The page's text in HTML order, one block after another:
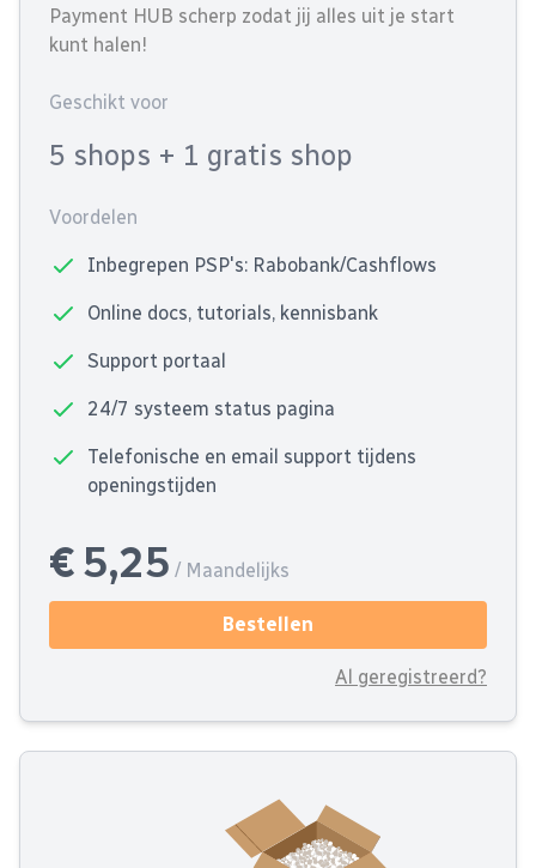
Payment HUB scherp zodat jij alles uit je start
kunt halen!
Geschikt voor
5 shops + 1 gratis shop
Voordelen
Inbegrepen PSP's: Rabobank/Cashflows
Online docs, tutorials, kennisbank
Support portaal
24/7 systeem status pagina
Telefonische en email support tijdens
openingstijden
€ 5,25 / Maandelijks
Bestellen
Al geregistreerd?